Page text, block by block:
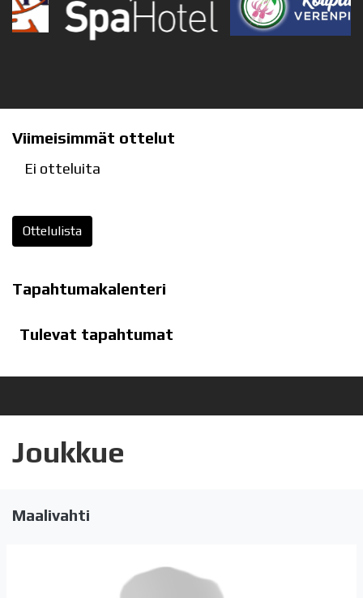
Viimeisimmät ottelut
Ei otteluita
Ottelulista
Tapahtumakalenteri
Tulevat tapahtumat
Joukkue
Maalivahti